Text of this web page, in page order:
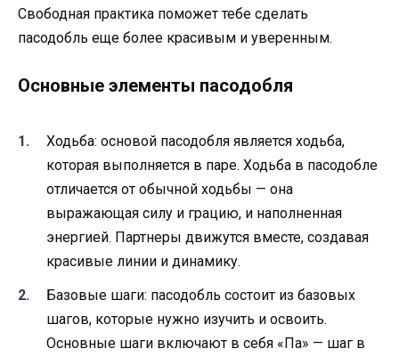
Свободная практика поможет тебе сделать
пасодобль еще более красивым и уверенным.
Основные элементы пасодобля
Ходьба: основой пасодобля является ходьба,
которая выполняется в паре. Ходьба в пасодобле
отличается от обычной ходьбы — она
выражающая силу и грацию, и наполненная
энергией. Партнеры движутся вместе, создавая
красивые линии и динамику.
Базовые шаги: пасодобль состоит из базовых
шагов, которые нужно изучить и освоить.
Основные шаги включают в себя «Па» — шаг в